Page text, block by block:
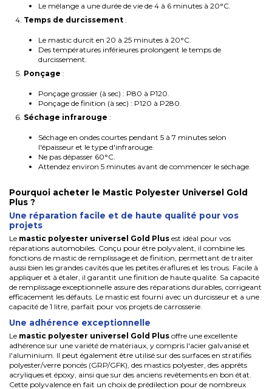
Le mélange a une durée de vie de 4 à 6 minutes à 20°C.
Temps de durcissement :
Le mastic durcit en 20 à 25 minutes à 20°C.
Des températures inférieures prolongent le temps de
durcissement.
Ponçage :
Ponçage grossier (à sec) : P80 à P120.
Ponçage de finition (à sec) : P120 à P280.
Séchage infrarouge :
Séchage en ondes courtes pendant 5 à 7 minutes selon
l'épaisseur et le type d'infrarouge.
Ne pas dépasser 60°C.
Attendez environ 5 minutes avant de commencer le séchage.
Pourquoi acheter le Mastic Polyester Universel Gold
Plus ?
Une réparation facile et de haute qualité pour vos
projets
Le mastic polyester universel Gold Plus est idéal pour vos
réparations automobiles. Conçu pour être polyvalent, il combine les
fonctions de mastic de remplissage et de finition, permettant de traiter
aussi bien les grandes cavités que les petites éraflures et les trous. Facile à
appliquer et à étaler, il garantit une finition de haute qualité. Sa capacité
de remplissage exceptionnelle assure des réparations durables, corrigeant
efficacement les défauts. Le mastic est fourni avec un durcisseur et a une
capacité de 1 litre, parfait pour vos projets de carrosserie.
Une adhérence exceptionnelle
Le mastic polyester universel Gold Plus offre une excellente
adhérence sur une variété de matériaux, y compris l'acier galvanisé et
l'aluminium. Il peut également être utilisé sur des surfaces en stratifiés
polyester/verre poncés (GRP/GFK), des mastics polyester, des apprêts
acryliques et époxy, ainsi que sur des anciens revêtements en bon état.
Cette polyvalence en fait un choix de prédilection pour de nombreux